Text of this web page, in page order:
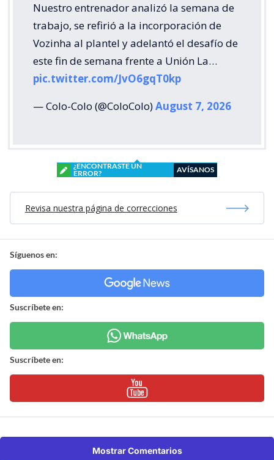
Nuestro entrenador analizó la semana de
trabajo, se refirió a la incorporación de
Vozinha al plantel y adelantó el desafío de
este fin de semana frente a Unión La…
pic.twitter.com/JvO6gqT0kp
— Colo-Colo (@ColoColo)August 7, 2026
¿ENCONTRASTE UN
ERROR?
AVÍSANOS
Revisa nuestra página de correcciones
Síguenos en:
Suscríbete en:
Suscríbete en:
Mostrar Comentarios